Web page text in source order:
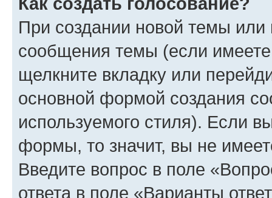
При создании новой темы или
сообщения темы (если
щелкните вкладку или
основной формой создания
используемого стиля). Если
формы, то значит, вы не
Введите вопрос в поле
ответа в поле «Варианты